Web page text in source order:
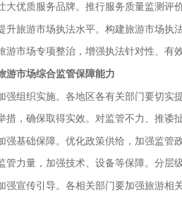
大优质服务品牌。推行服务质量监测评
升旅游市场执法水平。 构建旅游市场执
游市场专项整治，增强执法针对性、有
游市场综合监管保障能力
强组织实施。 各地区各有关部门要切实
措，确保取得实效。对监管不力、推诿
强基础保障。 优化政策供给，加强监管
管力量，加强技术、设备等保障。分层
强宣传引导。 各相关部门要加强旅游相